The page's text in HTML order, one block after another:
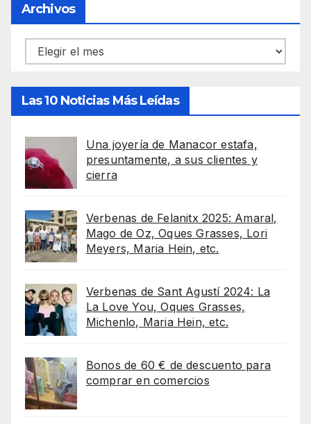
Archivos
Archivos
Las 10 Noticias Más Leídas
Una joyería de Manacor estafa,
presuntamente, a sus clientes y
cierra
Verbenas de Felanitx 2025: Amaral,
Mago de Oz, Oques Grasses, Lori
Meyers, Maria Hein, etc.
Verbenas de Sant Agustí 2024: La
La Love You, Oques Grasses,
Michenlo, Maria Hein, etc.
Bonos de 60 € de descuento para
comprar en comercios